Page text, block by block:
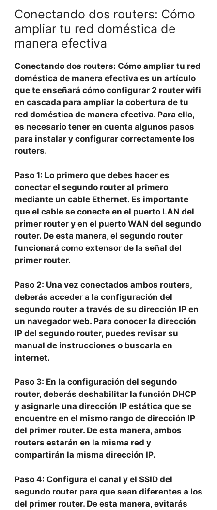
Conectando dos routers: Cómo
ampliar tu red doméstica de
manera efectiva
Conectando dos routers: Cómo ampliar tu red
doméstica de manera efectiva es un artículo
que te enseñará cómo configurar 2 router wifi
en cascada para ampliar la cobertura de tu
red doméstica de manera efectiva. Para ello,
es necesario tener en cuenta algunos pasos
para instalar y configurar correctamente los
routers.
Paso 1: Lo primero que debes hacer es
conectar el segundo router al primero
mediante un cable Ethernet. Es importante
que el cable se conecte en el puerto LAN del
primer router y en el puerto WAN del segundo
router. De esta manera, el segundo router
funcionará como extensor de la señal del
primer router.
Paso 2: Una vez conectados ambos routers,
deberás acceder a la configuración del
segundo router a través de su dirección IP en
un navegador web. Para conocer la dirección
IP del segundo router, puedes revisar su
manual de instrucciones o buscarla en
internet.
Paso 3: En la configuración del segundo
router, deberás deshabilitar la función DHCP
y asignarle una dirección IP estática que se
encuentre en el mismo rango de dirección IP
del primer router. De esta manera, ambos
routers estarán en la misma red y
compartirán la misma dirección IP.
Paso 4: Configura el canal y el SSID del
segundo router para que sean diferentes a los
del primer router. De esta manera, evitarás